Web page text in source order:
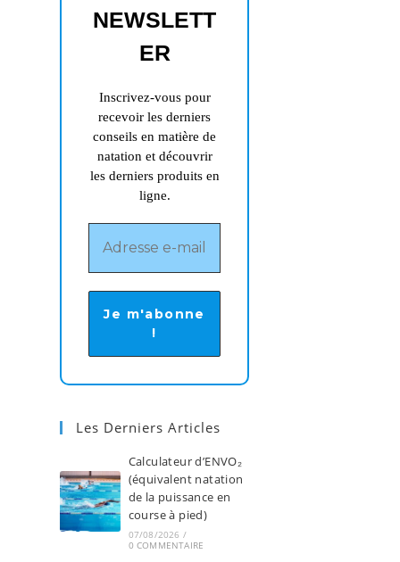
nouvelNEWSLETT
ER
Inscrivez-vous pour
recevoir les derniers
conseils en matière de
natation et découvrir
les derniers produits en
ligne.
Les Derniers Articles
Calculateur d’ENVO₂
(équivalent natation
de la puissance en
course à pied)
07/08/2026 /
0 COMMENTAIRE